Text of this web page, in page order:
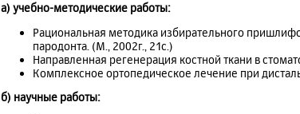
а) учебно-методические работы:
Рациональная методика избирательного
пародонта. (М., 2002г., 21с.)
Направленная регенерация костной ткани в
Комплексное ортопедическое лечение при
б) научные работы: